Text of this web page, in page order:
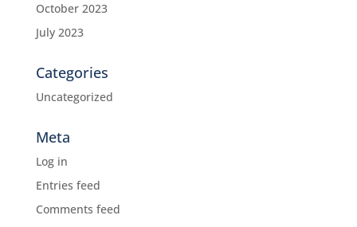
October 2023
July 2023
Categories
Uncategorized
Meta
Log in
Entries feed
Comments feed